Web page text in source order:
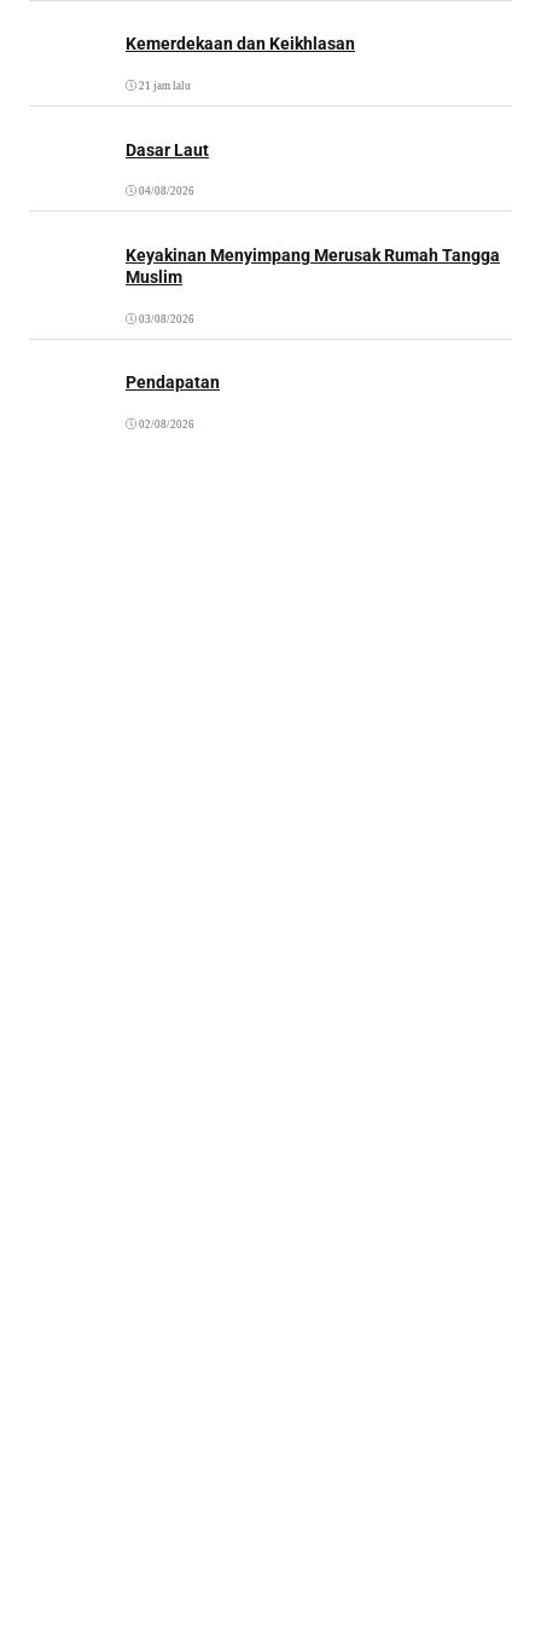
Kemerdekaan dan Keikhlasan
21 jam lalu
Dasar Laut
04/08/2026
Keyakinan Menyimpang Merusak Rumah Tangga
Muslim
03/08/2026
Pendapatan
02/08/2026